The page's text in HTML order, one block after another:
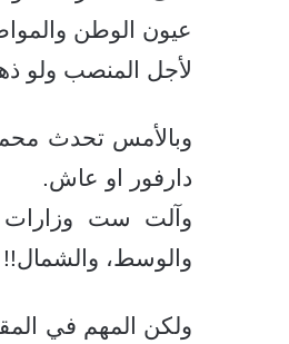
عيون الوطن
لأجل المنصب ولو
وبالأمس تحدث
دارفور او عاش.
وآلت ست وزارات
والوسط، والشمال!!
ولكن المهم في